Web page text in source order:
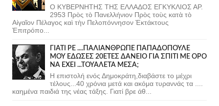
Ο ΚΥΒΕΡΝΗΤΗΣ ΤΗΣ ΕΛΛΑΔΟΣ ΕΓΚΥΚΛΙΟΣ ΑΡ.
2953 Πρὸς τὸ Πανελλήνιον Πρὸς τοὺς κατὰ τὸ
Αἰγαῖον Πέλαγος καὶ τὴν Πελοπόννησον Ἐκτάκτους
Ἐπιτρόπο...
ΓΙΑΤΙ ΡΕ ....ΠΑΛΙΑΝΘΡΩΠΕ ΠΑΠΑΔΟΠΟΥΛΕ
ΜΟΥ ΕΔΩΣΕΣ 20ΕΤΕΣ ΔΑΝΕΙΟ ΓΙΑ ΣΠΙΤΙ ΜΕ ΟΡΟ
ΝΑ ΕΧΕΙ ...ΤΟΥΑΛΕΤΑ ΜΕΣΑ;
Η επιστολή ενός Δημοκράτη,διαβάστε το μέχρι
τέλους...40 χρόνια μετά και ακόμα τυραννάς τα ....
καημένα παιδιά της νέας τάξης. Γιατί βρε άθ...